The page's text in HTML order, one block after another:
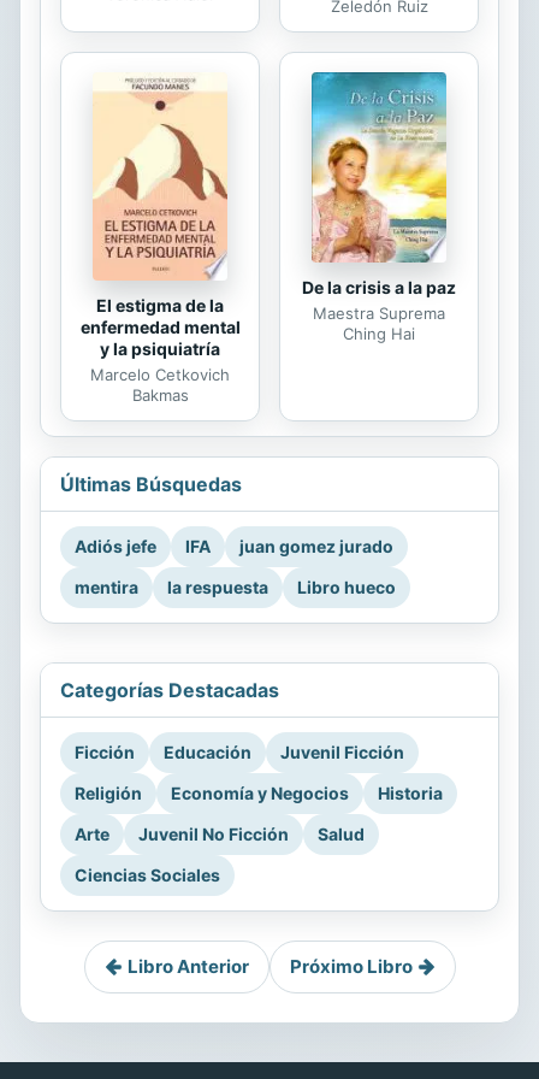
Zeledón Ruiz
El estigma de la
enfermedad mental
y la psiquiatría
Marcelo Cetkovich
Bakmas
De la crisis a la paz
Maestra Suprema
Ching Hai
Últimas Búsquedas
Adiós jefe IFA
juan gomez jurado
mentira
la respuesta Libro hueco
Categorías Destacadas
Ficción Educación
Juvenil Ficción
Religión
Economía y Negocios
Historia
Arte
Juvenil No Ficción
Salud
Ciencias Sociales
Libro Anterior Próximo Libro